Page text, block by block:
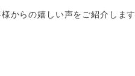
からの嬉しい声をご紹介します